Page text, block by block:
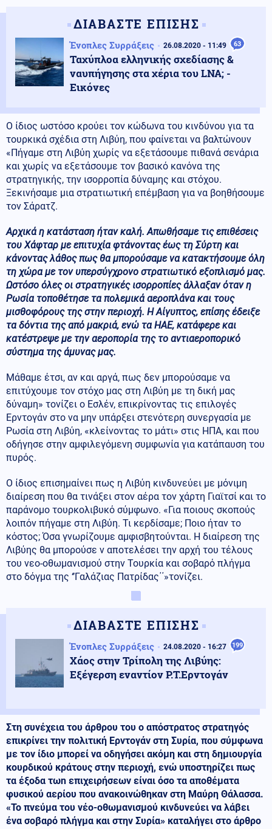
ΔΙΑΒΑΣΤΕ ΕΠΙΣΗΣ
Ένοπλες Συρράξεις 26.08.2020 - 11:49 63
Ταχύπλοα ελληνικής σχεδίασης &
ναυπήγησης στα χέρια του LNA; -
Εικόνες
Ο ίδιος ωστόσο κρούει τον κώδωνα του κινδύνου για τα
τουρκικά σχέδια στη Λιβύη, που φαίνεται να βαλτώνουν
«Πήγαμε στη Λιβύη χωρίς να εξετάσουμε πιθανά σενάρια
και χωρίς να εξετάσουμε τον βασικό κανόνα της
στρατηγικής, την ισορροπία δύναμης και στόχου.
Ξεκινήσαμε μια στρατιωτική επέμβαση για να βοηθήσουμε
τον Σάρατζ.
Αρχικά η κατάσταση ήταν καλή. Απωθήσαμε τις επιθέσεις
του Χάφταρ με επιτυχία φτάνοντας έως τη Σύρτη και
κάνοντας λάθος πως θα μπορούσαμε να κατακτήσουμε όλη
τη χώρα με τον υπερσύγχρονο στρατιωτικό εξοπλισμό μας.
Ωστόσο όλες οι στρατηγικές ισορροπίες άλλαξαν όταν η
Ρωσία τοποθέτησε τα πολεμικά αεροπλάνα και τους
μισθοφόρους της στην περιοχή. Η Αίγυπτος, επίσης έδειξε
τα δόντια της από μακριά, ενώ τα ΗΑΕ, κατάφερε και
κατέστρεψε με την αεροπορία της το αντιαεροπορικό
σύστημα της άμυνας μας.
Μάθαμε έτσι, αν και αργά, πως δεν μπορούσαμε να
επιτύχουμε τον στόχο μας στη Λιβύη με τη δική μας
δύναμη» τονίζει ο Εσλέν, επικρίνοντας τις επιλογές
Ερντογάν στο να μην υπάρξει στενότερη συνεργασία με
Ρωσία στη Λιβύη, «κλείνοντας το μάτι» στις ΗΠΑ, και που
οδήγησε στην αμφιλεγόμενη συμφωνία για κατάπαυση του
πυρός.
Ο ίδιος επισημαίνει πως η Λιβύη κινδυνεύει με μόνιμη
διαίρεση που θα τινάξει στον αέρα τον χάρτη Γιαϊτσί και το
παράνομο τουρκολιβυκό σύμφωνο. «Για ποιους σκοπούς
λοιπόν πήγαμε στη Λιβύη. Τι κερδίσαμε; Ποιο ήταν το
κόστος; Όσα γνωρίζουμε αμφισβητούνται. Η διαίρεση της
Λιβύης θα μπορούσε ν αποτελέσει την αρχή του τέλους
του νεο-οθωμανισμού στην Τουρκία και σοβαρό πλήγμα
στο δόγμα της ‘’Γαλάζιας Πατρίδας΄΄»τονίζει.
ΔΙΑΒΑΣΤΕ ΕΠΙΣΗΣ
Ένοπλες Συρράξεις 24.08.2020 - 16:27 199
Χάος στην Τρίπολη της Λιβύης:
Εξέγερση εναντίον Ρ.Τ.Ερντογάν
Στη συνέχεια του άρθρου του ο απόστρατος στρατηγός
επικρίνει την πολιτική Ερντογάν στη Συρία, που σύμφωνα
με τον ίδιο μπορεί να οδηγήσει ακόμη και στη δημιουργία
κουρδικού κράτους στην περιοχή, ενώ υποστηρίζει πως
τα έξοδα τωn επιχειρήσεων είναι όσο τα αποθέματα
φυσικού αερίου που ανακοινώθηκαν στη Μαύρη Θάλασσα.
«Το πνεύμα του νέο-οθωμανισμού κινδυνεύει να λάβει
ένα σοβαρό πλήγμα και στην Συρία» καταλήγει στο άρθρο